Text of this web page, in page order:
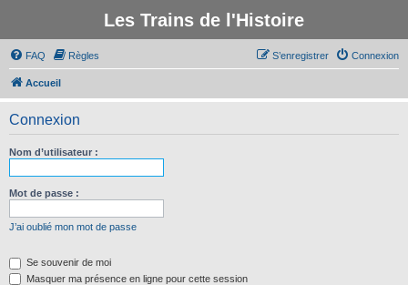
Les Trains de l'Histoire
FAQ Règles Connexion
S’enregistrer
Accueil
Connexion
Nom d’utilisateur :
Mot de passe :
J’ai oublié mon mot de passe
Se souvenir de moi
Masquer ma présence en ligne pour cette session